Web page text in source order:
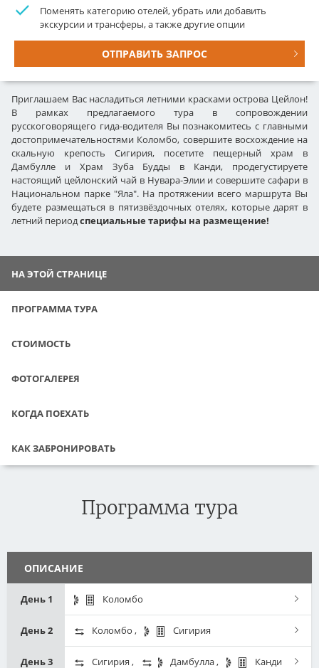
Поменять категорию отелей, убрать или добавить
экскурсии и трансферы, а также другие опции
ОТПРАВИТЬ ЗАПРОС
Приглашаем Вас насладиться летними красками острова Цейлон!
В рамках предлагаемого тура в сопровождении
русскоговорящего гида-водителя Вы познакомитесь с главными
достопримечательностями Коломбо, совершите восхождение на
скальную крепость Сигирия, посетите пещерный храм в
Дамбулле и Храм Зуба Будды в Канди, продегустируете
настоящий цейлонский чай в Нувара-Элии и совершите сафари в
Национальном парке "Яла". На протяжении всего маршрута Вы
будете размещаться в пятизвёздочных отелях, которые дарят в
летний периодспециальные тарифы на размещение!
НА ЭТОЙ СТРАНИЦЕ
ПРОГРАММА ТУРА
СТОИМОСТЬ
ФОТОГАЛЕРЕЯ
КОГДА ПОЕХАТЬ
КАК ЗАБРОНИРОВАТЬ
Программа тура
ОПИСАНИЕ
День 1 Коломбо
Добро пожаловать на Шри-Ланку — жемчужину Индийского
День 2 Коломбо , Сигирия
Завтрак и выписка из отеля. Переезд в Сигирию.
День 3 Сигирия , Дамбулла, Канди